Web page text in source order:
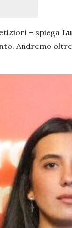
– spiega
Andremo